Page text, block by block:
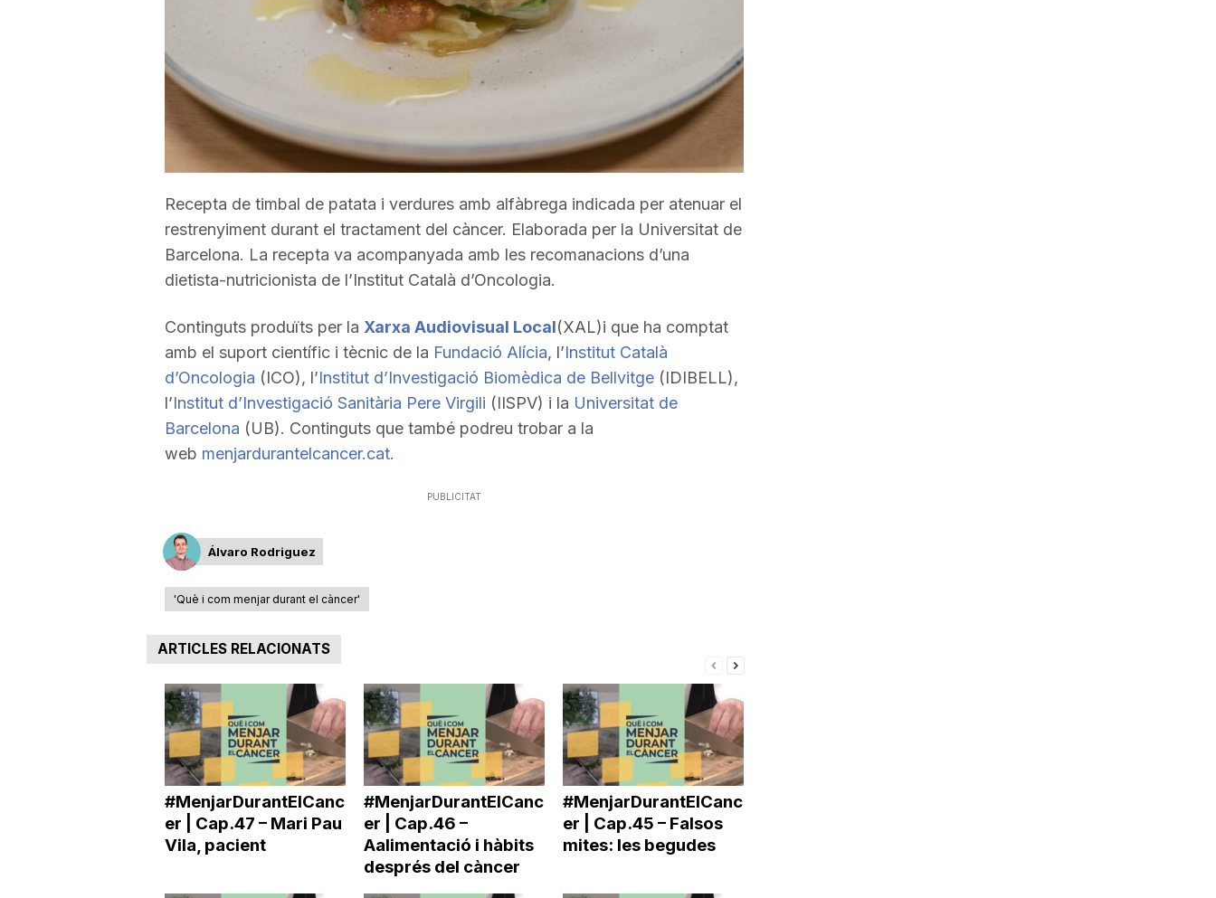
g
o
n
a
volum.
Recepta de timbal de patata i verdures amb alfàbrega indicada per atenuar el
restrenyiment durant el tractament del càncer. Elaborada per la Universitat de
Barcelona. La recepta va acompanyada amb les recomanacions d’una
dietista-nutricionista de l’Institut Català d’Oncologia.
Continguts produïts per la Xarxa Audiovisual Local(XAL)i que ha comptat
amb el suport científic i tècnic de la Fundació Alícia, l’Institut Català
d’Oncologia (ICO), l’Institut d’Investigació Biomèdica de Bellvitge (IDIBELL),
l’Institut d’Investigació Sanitària Pere Virgili (IISPV) i la Universitat de
Barcelona (UB). Continguts que també podreu trobar a la
web menjardurantelcancer.cat.
PUBLICITAT
Álvaro Rodriguez
'Què i com menjar durant el càncer'
ARTICLES RELACIONATS
#MenjarDurantElCanc
er | Cap.47 – Mari Pau
Vila, pacient
#MenjarDurantElCanc
er | Cap.46 –
Aalimentació i hàbits
després del càncer
#MenjarDurantElCanc
er | Cap.45 – Falsos
mites: les begudes